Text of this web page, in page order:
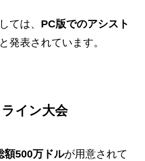
ては、 PC版でのアシスト
発表されています。
イン大会
額500万ドルが用意されて